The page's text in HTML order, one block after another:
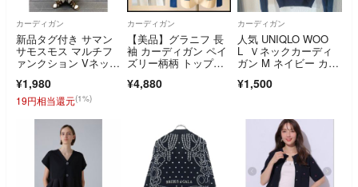
カーディガン
新品タグ付き サマン
サモスモス マルチフ
ァンクション Vネック
¥1,980
19円相当還元(1%)
カーディガン
【美品】グラニフ 長
袖 カーディガン ペイ
ズリー柄柄 トップ
¥4,880
カーディガン
人気 UNIQLO WOO
L Ｖネックカーディ
ガン M ネイビー カジ
ト
¥1,500